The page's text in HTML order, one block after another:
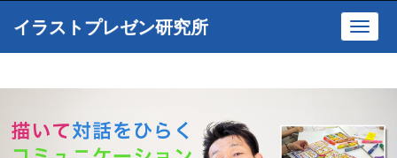
イラストプレゼン研究所